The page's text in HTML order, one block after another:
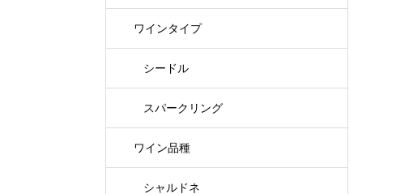
ワインタイプ
シードル
スパークリング
ワイン品種
シャルドネ